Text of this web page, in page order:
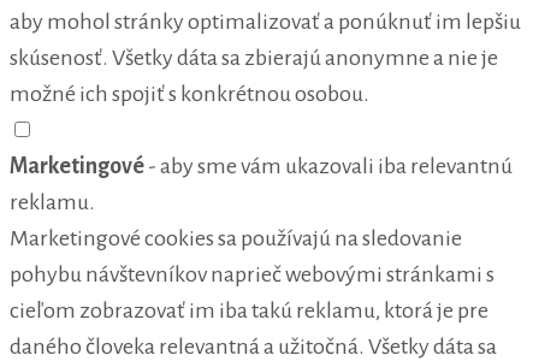
aby mohol stránky optimalizovať a ponúknuť im lepšiu
skúsenosť. Všetky dáta sa zbierajú anonymne a nie je
možné ich spojiť s konkrétnou osobou.
Marketingové - aby sme vám ukazovali iba relevantnú
reklamu.
Marketingové cookies sa používajú na sledovanie
pohybu návštevníkov naprieč webovými stránkami s
cieľom zobrazovať im iba takú reklamu, ktorá je pre
daného človeka relevantná a užitočná. Všetky dáta sa